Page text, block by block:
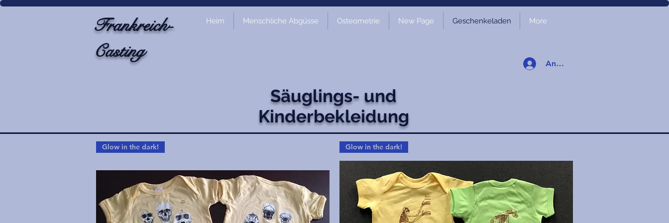
Frankreich-
Casting
Heim Menschliche Abgüsse Osteometrie New Page Geschenkeladen More
Anmelden
Säuglings- und
Kinderbekleidung
Glow in the dark! Glow in the dark!